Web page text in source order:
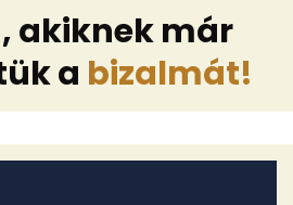
akiknek már
a bizalmát!